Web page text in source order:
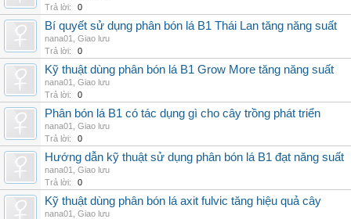
Trả lời:
0
Bí quyết sử dụng phân bón lá B1 Thái Lan tăng năng suất
nana01
Giao lưu
Trả lời:
0
Kỹ thuật dùng phân bón lá B1 Grow More tăng năng suất
nana01
Giao lưu
Trả lời:
0
Phân bón lá B1 có tác dụng gì cho cây trồng phát triển
nana01
Giao lưu
Trả lời:
0
Hướng dẫn kỹ thuật sử dụng phân bón lá B1 đạt năng suất
nana01
Giao lưu
Trả lời:
0
Kỹ thuật dùng phân bón lá axit fulvic tăng hiệu quả cây
nana01
Giao lưu